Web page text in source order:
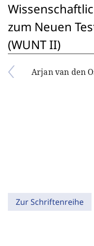
zum Neuen
(WUNT II)
Arjan van den
Zur Schriftenreihe